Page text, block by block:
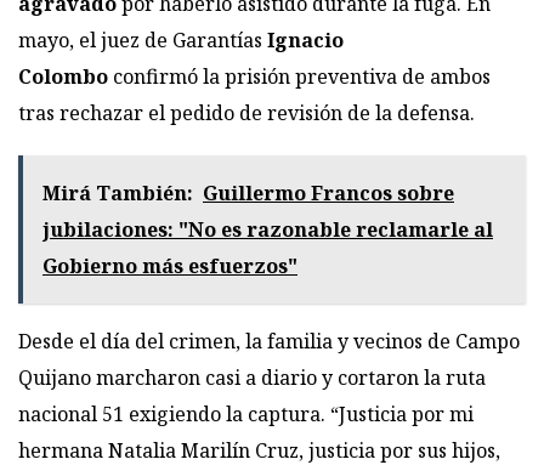
mayo, el juez de Garantías Ignacio
Colombo confirmó la prisión preventiva de ambos
tras rechazar el pedido de revisión de la defensa.
Mirá También: Guillermo Francos sobre
jubilaciones: "No es razonable reclamarle al
Gobierno más esfuerzos"
Desde el día del crimen, la familia y vecinos de Campo
Quijano marcharon casi a diario y cortaron la ruta
nacional 51 exigiendo la captura. “Justicia por mi
hermana Natalia Marilín Cruz, justicia por sus hijos,